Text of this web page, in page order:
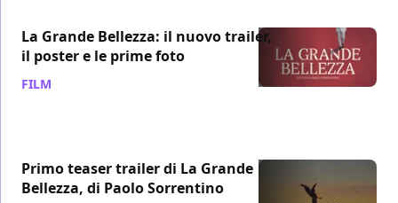
La Grande Bellezza: il nuovo trailer,
il poster e le prime foto
FILM
Primo teaser trailer di La Grande
Bellezza, di Paolo Sorrentino